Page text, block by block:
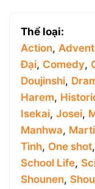
Thể loại:
Action,
Đại, Comedy,
Doujinshi,
Harem,
Isekai, Josei,
Manhwa,
Tình, One shot,
School Life,
Shounen,